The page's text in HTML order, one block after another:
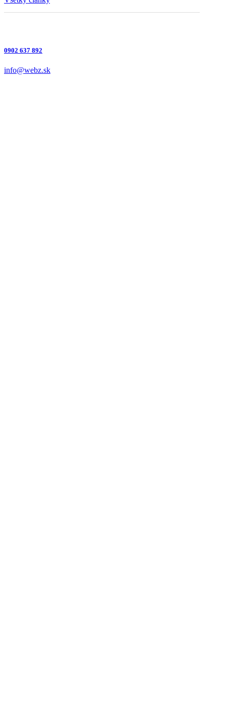
0902 637 892
info@webz.sk